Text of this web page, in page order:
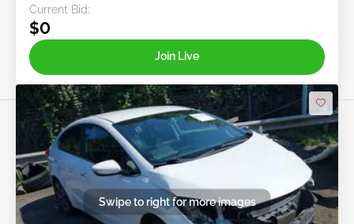
Current Bid:
$0
Join Live
Swipe to right for more images